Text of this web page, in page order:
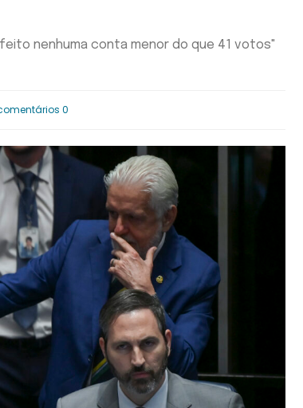
nenhuma conta menor do que 41 votos"
0